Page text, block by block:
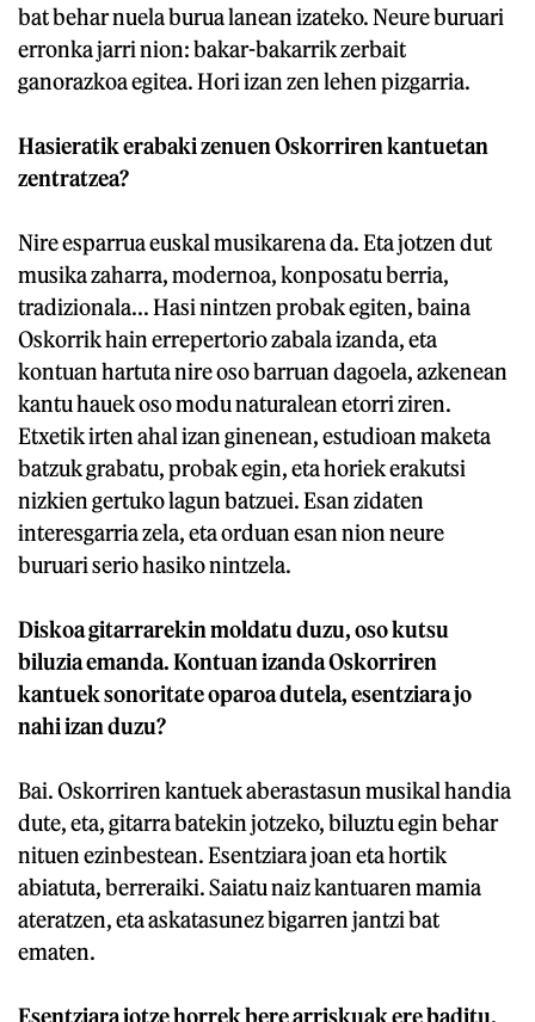
bat behar nuela burua lanean izateko. Neure buruari
erronka jarri nion: bakar-bakarrik zerbait
ganorazkoa egitea. Hori izan zen lehen pizgarria.
Hasieratik erabaki zenuen Oskorriren kantuetan
zentratzea?
Nire esparrua euskal musikarena da. Eta jotzen dut
musika zaharra, modernoa, konposatu berria,
tradizionala... Hasi nintzen probak egiten, baina
Oskorrik hain errepertorio zabala izanda, eta
kontuan hartuta nire oso barruan dagoela, azkenean
kantu hauek oso modu naturalean etorri ziren.
Etxetik irten ahal izan ginenean, estudioan maketa
batzuk grabatu, probak egin, eta horiek erakutsi
nizkien gertuko lagun batzuei. Esan zidaten
interesgarria zela, eta orduan esan nion neure
buruari serio hasiko nintzela.
Diskoa gitarrarekin moldatu duzu, oso kutsu
biluzia emanda. Kontuan izanda Oskorriren
kantuek sonoritate oparoa dutela, esentziara jo
nahi izan duzu?
Bai. Oskorriren kantuek aberastasun musikal handia
dute, eta, gitarra batekin jotzeko, biluztu egin behar
nituen ezinbestean. Esentziara joan eta hortik
abiatuta, berreraiki. Saiatu naiz kantuaren mamia
ateratzen, eta askatasunez bigarren jantzi bat
ematen.
Esentziara jotze horrek bere arriskuak ere baditu,